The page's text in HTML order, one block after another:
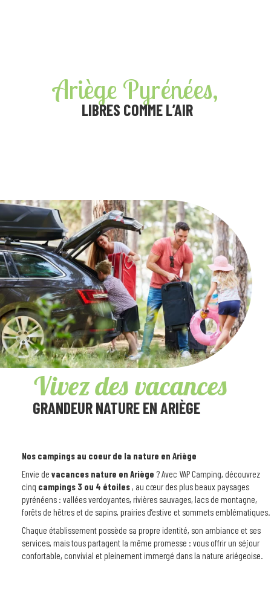
Ariège Pyrénées,
LIBRES COMME L’AIR
Vivezdes vacances
GRANDEUR NATURE EN ARIÈGE
Nos campings au coeur de la nature en Ariège
Envie de vacances nature en Ariège ? Avec VAP Camping, découvrez
cinq campings 3 ou 4 étoiles , au cœur des plus beaux paysages
pyrénéens : vallées verdoyantes, rivières sauvages, lacs de montagne,
forêts de hêtres et de sapins, prairies d’estive et sommets emblématiques.
Chaque établissement possède sa propre identité, son ambiance et ses
services, mais tous partagent la même promesse : vous offrir un séjour
confortable, convivial et pleinement immergé dans la nature ariégeoise.